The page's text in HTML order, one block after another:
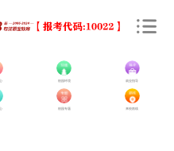
校园环境 就业指导
校园专题 来校路线